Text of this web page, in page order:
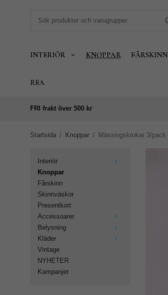
INTERIÖR KNOPPAR FÅRSKINN
REA
FRI frakt över 500 kr
Startsida / Knoppar / Mässingskrokar 3/pack
Interiör
Knoppar
Fårskinn
Skinnväskor
Presentkort
Accessoarer
Belysning
Kläder
Vintage
NYHETER
Kampanjer